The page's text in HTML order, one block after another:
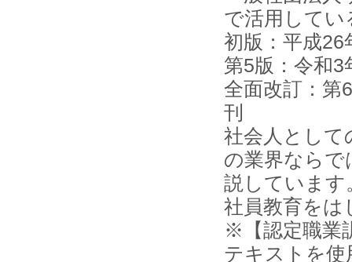
で活用してい
初版：平成26
第5版：令和3
全面改訂：
刊
社会人として
の業界ならで
説しています
社員教育をは
※【認定職業
テキストを使